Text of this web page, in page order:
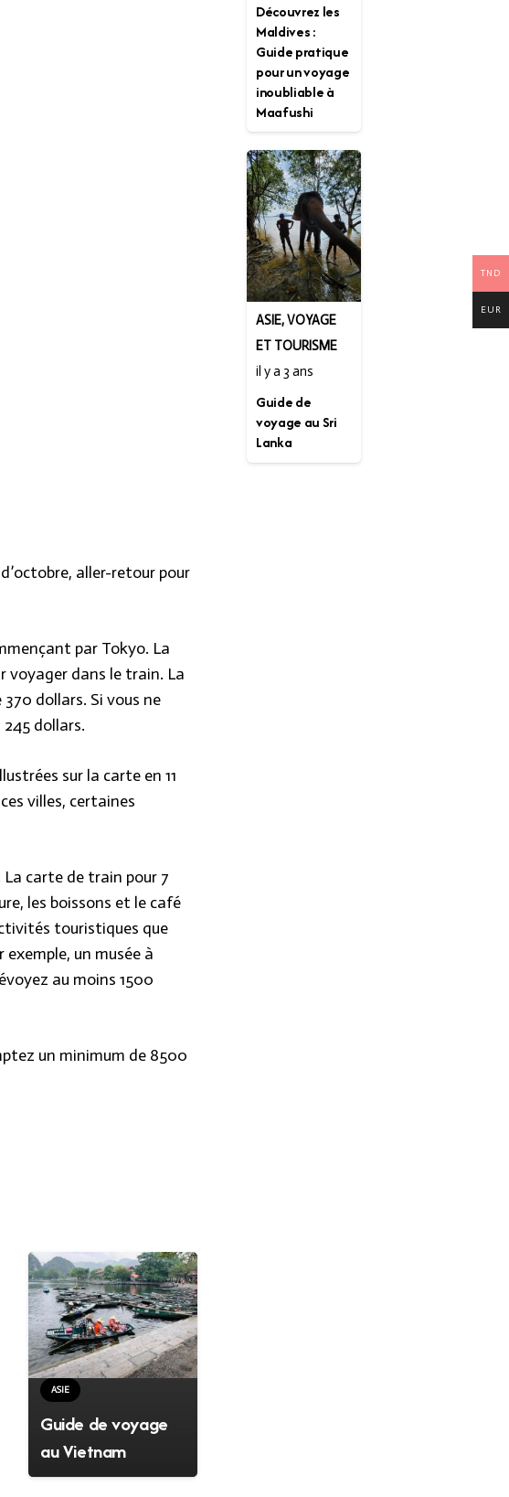
aller-retour pour
par Tokyo. La
voyager dans le train. La
dollars. Si vous ne
dollars.
sur la carte en 11
villes, certaines
La carte de train pour 7
les boissons et le café
touristiques que
exemple, un musée à
au moins 1500
un minimum de 8500
ASIE
Guide de voyage
au Vietnam
Découvrez les
Maldives :
Guide pratique
pour un voyage
inoubliable à
Maafushi
ASIE,VOYAGE
ET TOURISME
il y a 3 ans
Guide de
voyage au Sri
Lanka
TND
EUR